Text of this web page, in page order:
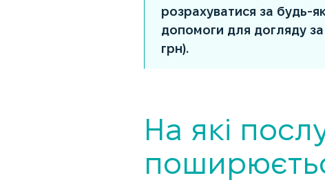
розрахуватися за будь-
допомоги для догляду
грн).
На які